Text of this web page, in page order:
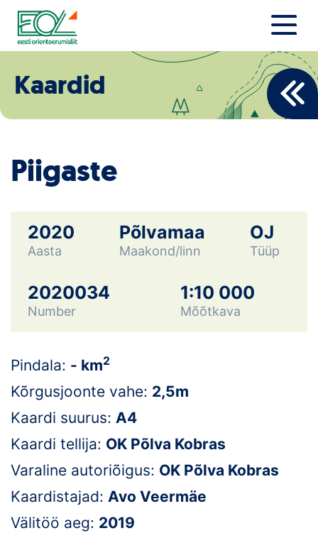
Liigu
sisu
juurde
Estonian Orienteering Federation
Eesti Orienteerumine 100!
Toetamine
Telli litsents!
Noored
Loha
EOL
Galerii
Kalender
Koondised
Kaardid
Piigaste
2020
Aasta
Põlvamaa
Maakond/linn
OJ
Tüüp
2020034
Number
1:10 000
Mõõtkava
Pindala: - km2
Kõrgusjoonte vahe: 2,5m
Kaardi suurus: A4
Kaardi tellija: OK Põlva Kobras
Varaline autoriõigus: OK Põlva Kobras
Kaardistajad: Avo Veermäe
Välitöö aeg: 2019